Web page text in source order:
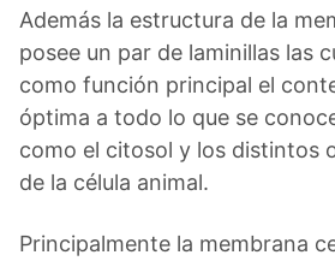
Además la estructura de la
posee un par de laminillas las
como función principal el
óptima a todo lo que se
como el citosol y los distintos
de la célula animal.
Principalmente la membrana